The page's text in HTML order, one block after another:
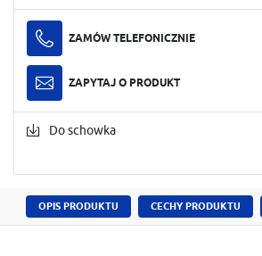
ZAMÓW TELEFONICZNIE
ZAPYTAJ O PRODUKT
Do schowka
OPIS PRODUKTU CECHY PRODUKTU